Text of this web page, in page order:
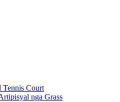
Tennis Court
nga Grass